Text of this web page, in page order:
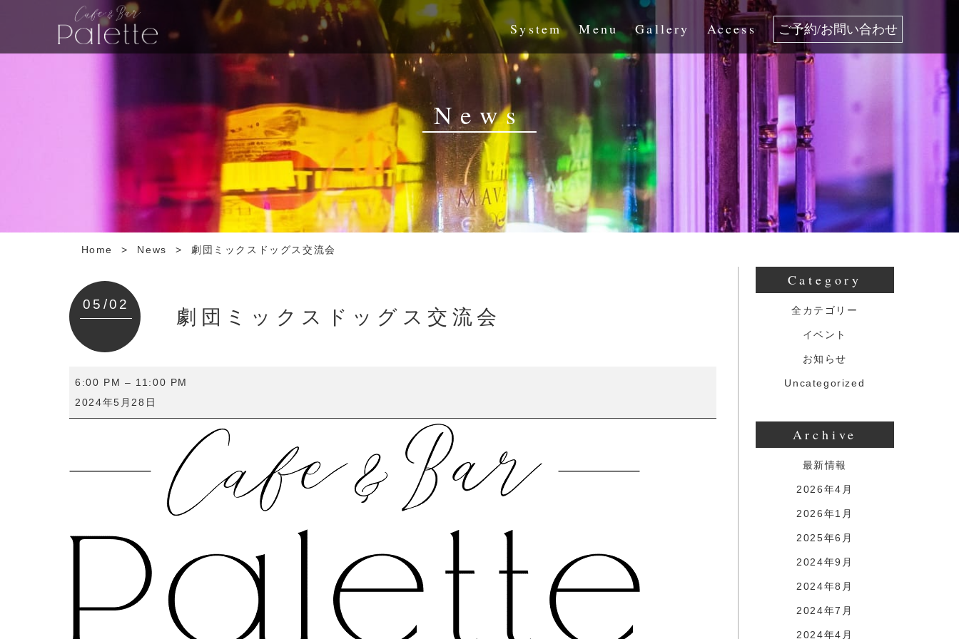
System Menu Gallery Access ご予約/お問い合わせ
News
Home > News > 劇団ミックスドッグス交流会
05/02
劇団ミックスドッグス交流会
劇
団
ミ
ス
グ
6:00 PM – 11:00 PM
2024年5月28日
Category
全カテゴリー
イベント
お知らせ
Uncategorized
Archive
最新情報
2026年4月
2026年1月
2025年6月
2024年9月
2024年8月
2024年7月
2024年4月